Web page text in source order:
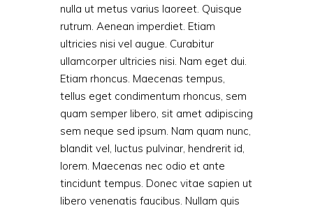
nulla ut metus varius laoreet. Quisque
rutrum. Aenean imperdiet. Etiam
ultricies nisi vel augue. Curabitur
ullamcorper ultricies nisi. Nam eget dui.
Etiam rhoncus. Maecenas tempus,
tellus eget condimentum rhoncus, sem
quam semper libero, sit amet adipiscing
sem neque sed ipsum. Nam quam nunc,
blandit vel, luctus pulvinar, hendrerit id,
lorem. Maecenas nec odio et ante
tincidunt tempus. Donec vitae sapien ut
libero venenatis faucibus. Nullam quis